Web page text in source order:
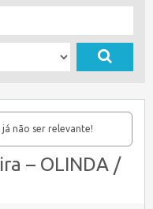
não ser relevante!
– OLINDA /